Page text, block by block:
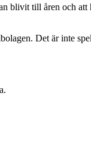
blivit till åren och
Det är inte